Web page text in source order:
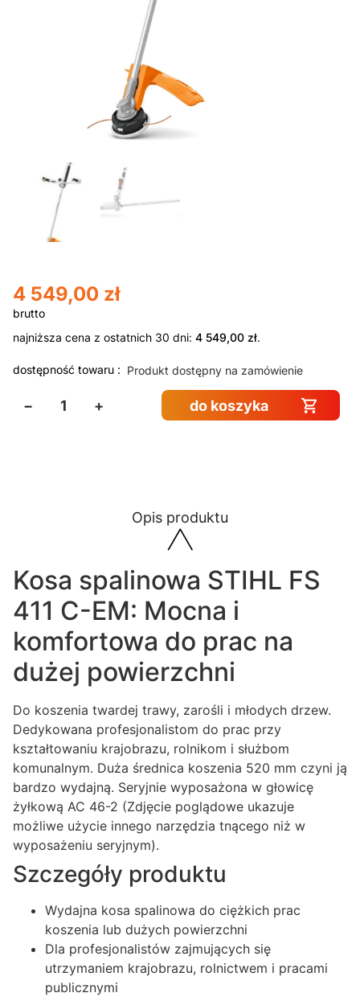
Opis produktu
Kosa spalinowa STIHL FS
411 C-EM: Mocna i
komfortowa do prac na
dużej powierzchni
Do koszenia twardej trawy, zarośli i młodych drzew.
Dedykowana profesjonalistom do prac przy
kształtowaniu krajobrazu, rolnikom i służbom
komunalnym. Duża średnica koszenia 520 mm czyni ją
bardzo wydajną. Seryjnie wyposażona w głowicę
żyłkową AC 46-2 (Zdjęcie poglądowe ukazuje
możliwe użycie innego narzędzia tnącego niż w
wyposażeniu seryjnym).
Szczegóły produktu
Wydajna kosa spalinowa do ciężkich prac
koszenia lub dużych powierzchni
Dla profesjonalistów zajmujących się
utrzymaniem krajobrazu, rolnictwem i pracami
publicznymi
4 549,00 zł
najniższa cena z ostatnich 30 dni: 4 549,00 zł.
dostępność towaru : Produkt dostępny na zamówienie
− + do koszyka